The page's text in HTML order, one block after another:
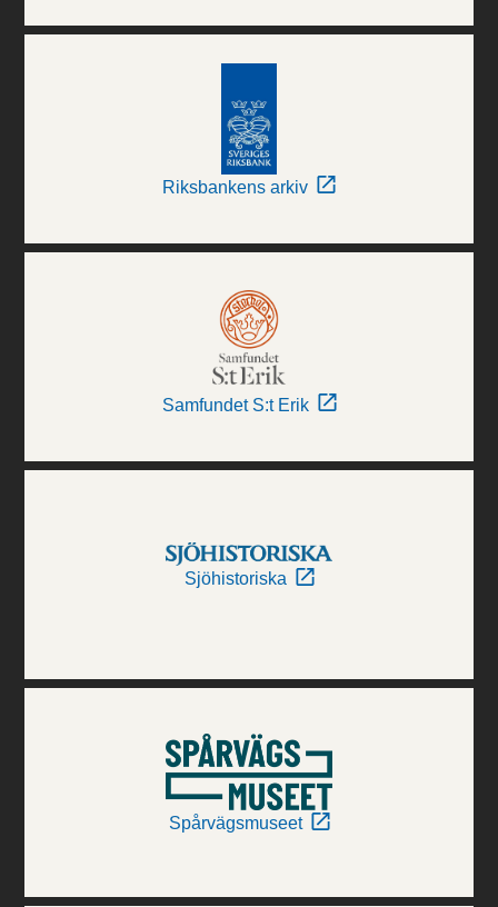
Riksbankens arkiv
Samfundet S:t Erik
Sjöhistoriska
Spårvägsmuseet